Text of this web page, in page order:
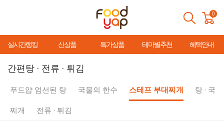
0
실시간랭킹 신상품 특가상품 테마별추천 혜택안내
간편탕 · 전류 · 튀김
푸드얍 엄선된 탕 국물의 한수 스테프 부대찌개 탕 · 국
찌개 전류 · 튀김